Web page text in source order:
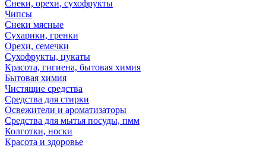
Снеки, орехи, сухофрукты
Чипсы
Снеки мясные
Сухарики, гренки
Орехи, семечки
Сухофрукты, цукаты
Красота, гигиена, бытовая химия
Бытовая химия
Чистящие средства
Средства для стирки
Освежители и ароматизаторы
Средства для мытья посуды, пмм
Колготки, носки
Красота и здоровье